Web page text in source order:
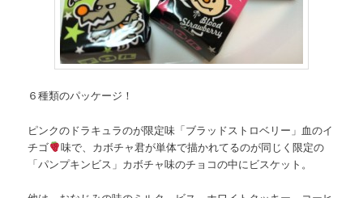
６種類のパッケージ！
ピンクのドラキュラのが限定味「ブラッドストロベリー」血のイ
チゴ
味で、カボチャ君が単体で描かれてるのが同じく限定の
「パンプキンビス」カボチャ味のチョコの中にビスケット。